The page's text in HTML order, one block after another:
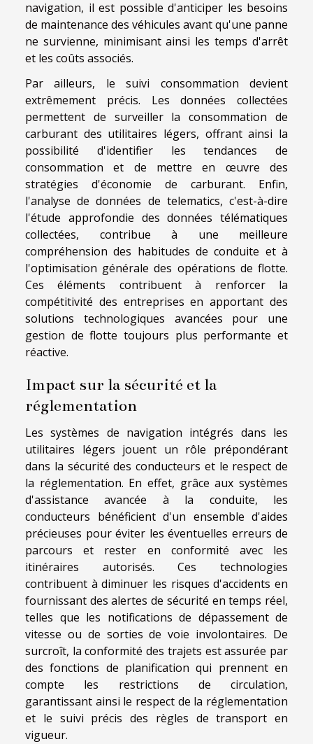
navigation, il est possible d'anticiper les besoins
de maintenance des véhicules avant qu'une panne
ne survienne, minimisant ainsi les temps d'arrêt
et les coûts associés.
Par ailleurs, le suivi consommation devient
extrêmement précis. Les données collectées
permettent de surveiller la consommation de
carburant des utilitaires légers, offrant ainsi la
possibilité d'identifier les tendances de
consommation et de mettre en œuvre des
stratégies d'économie de carburant. Enfin,
l'analyse de données de telematics, c'est-à-dire
l'étude approfondie des données télématiques
collectées, contribue à une meilleure
compréhension des habitudes de conduite et à
l'optimisation générale des opérations de flotte.
Ces éléments contribuent à renforcer la
compétitivité des entreprises en apportant des
solutions technologiques avancées pour une
gestion de flotte toujours plus performante et
réactive.
Impact sur la sécurité et la
réglementation
Les systèmes de navigation intégrés dans les
utilitaires légers jouent un rôle prépondérant
dans la sécurité des conducteurs et le respect de
la réglementation. En effet, grâce aux systèmes
d'assistance avancée à la conduite, les
conducteurs bénéficient d'un ensemble d'aides
précieuses pour éviter les éventuelles erreurs de
parcours et rester en conformité avec les
itinéraires autorisés. Ces technologies
contribuent à diminuer les risques d'accidents en
fournissant des alertes de sécurité en temps réel,
telles que les notifications de dépassement de
vitesse ou de sorties de voie involontaires. De
surcroît, la conformité des trajets est assurée par
des fonctions de planification qui prennent en
compte les restrictions de circulation,
garantissant ainsi le respect de la réglementation
et le suivi précis des règles de transport en
vigueur.